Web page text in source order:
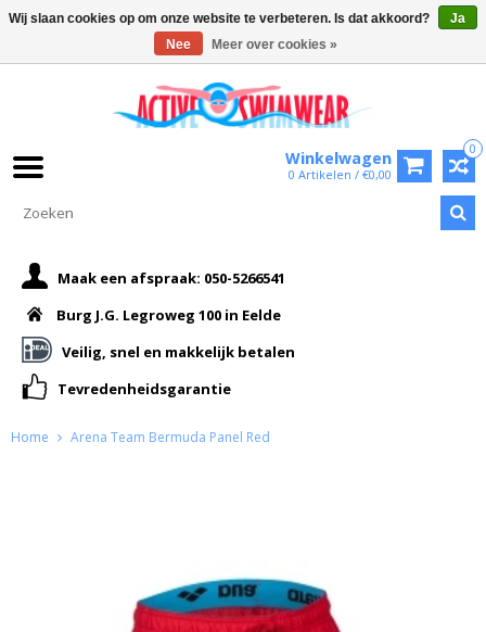
0
Winkelwagen
0 Artikelen / €0,00
Maak een afspraak: 050-5266541
Burg J.G. Legroweg 100 in Eelde
Veilig, snel en makkelijk betalen
Tevredenheidsgarantie
Home Arena Team Bermuda Panel Red
Wij slaan cookies op om onze website te verbeteren. Is dat akkoord?
Ja
Nee
Meer over cookies »